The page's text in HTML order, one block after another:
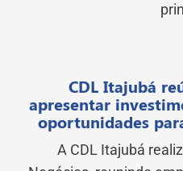
CDL Itajubá
apresentar
oportunidades
A CDL Itajubá